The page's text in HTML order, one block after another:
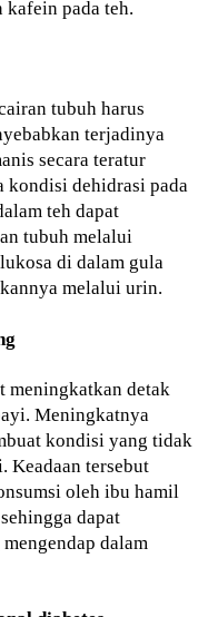
kafein pada teh.
tubuh harus
terjadinya
secara teratur
kondisi dehidrasi pada
teh dapat
tubuh melalui
di dalam gula
melalui urin.
meningkatkan detak
Meningkatnya
kondisi yang tidak
Keadaan tersebut
oleh ibu hamil
dapat
dalam